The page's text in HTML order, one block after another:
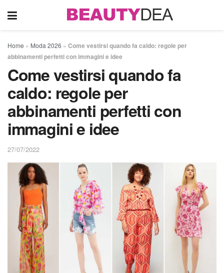
Home » Moda 2026 » Come vestirsi quando fa caldo: regole per
abbinamenti perfetti con immagini e idee
Come vestirsi quando fa
caldo: regole per
abbinamenti perfetti con
immagini e idee
27/07/2022